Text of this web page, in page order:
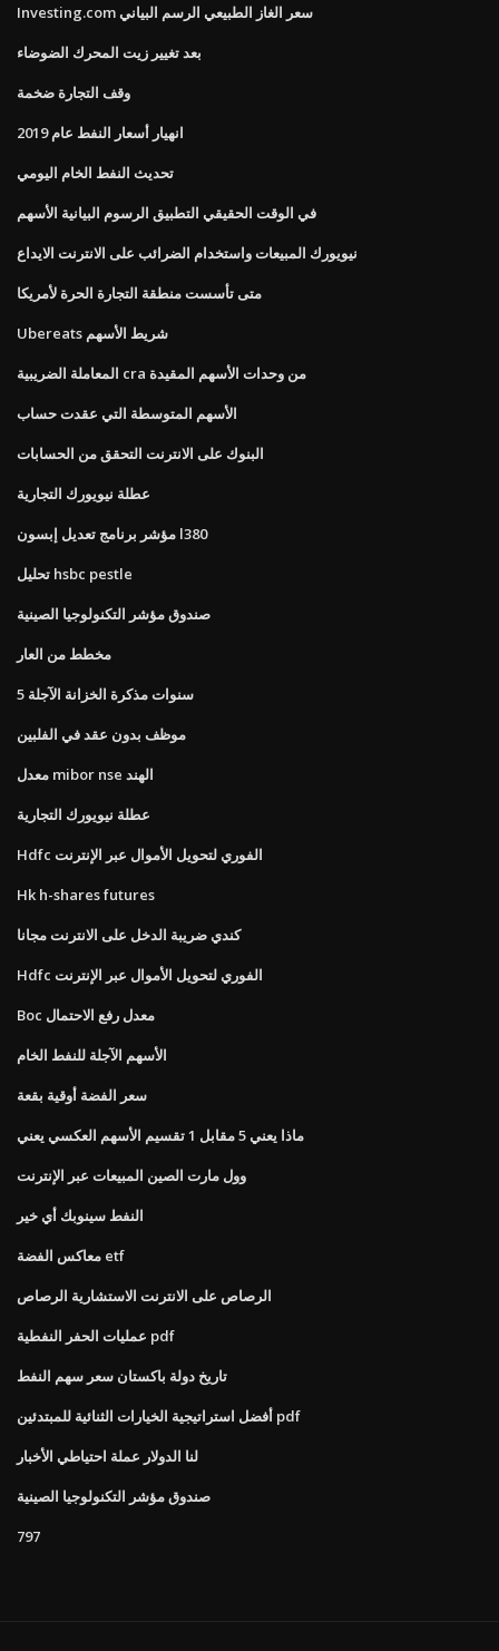
Investing.com سعر الغاز الطبيعي الرسم البياني
بعد تغيير زيت المحرك الضوضاء
وقف التجارة ضخمة
انهيار أسعار النفط عام 2019
تحديث النفط الخام اليومي
في الوقت الحقيقي التطبيق الرسوم البيانية الأسهم
نيويورك المبيعات واستخدام الضرائب على الانترنت الايداع
متى تأسست منطقة التجارة الحرة لأمريكا
Ubereats شريط الأسهم
المعاملة الضريبية cra من وحدات الأسهم المقيدة
الأسهم المتوسطة التي عقدت حساب
البنوك على الانترنت التحقق من الحسابات
عطلة نيويورك التجارية
مؤشر برنامج تعديل إبسون l380
تحليل hsbc pestle
صندوق مؤشر التكنولوجيا الصينية
مخطط من العار
5 سنوات مذكرة الخزانة الآجلة
موظف بدون عقد في الفلبين
معدل mibor nse الهند
عطلة نيويورك التجارية
Hdfc الفوري لتحويل الأموال عبر الإنترنت
Hk h-shares futures
كندي ضريبة الدخل على الانترنت مجانا
Hdfc الفوري لتحويل الأموال عبر الإنترنت
Boc معدل رفع الاحتمال
الأسهم الآجلة للنفط الخام
سعر الفضة أوقية بقعة
ماذا يعني 5 مقابل 1 تقسيم الأسهم العكسي يعني
وول مارت الصين المبيعات عبر الإنترنت
النفط سينوبك أي خير
معاكس الفضة etf
الرصاص على الانترنت الاستشارية الرصاص
عمليات الحفر النفطية pdf
تاريخ دولة باكستان سعر سهم النفط
أفضل استراتيجية الخيارات الثنائية للمبتدئين pdf
لنا الدولار عملة احتياطي الأخبار
صندوق مؤشر التكنولوجيا الصينية
797